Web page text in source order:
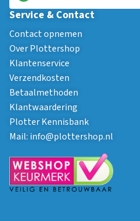
Service & Contact
Contact opnemen
Over Plottershop
Klantenservice
Verzendkosten
Betaalmethoden
Klantwaardering
Plotter Kennisbank
Mail: info@plottershop.nl